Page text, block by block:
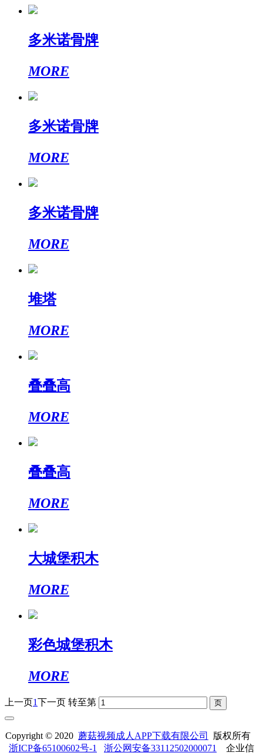
多米诺骨牌
MORE
多米诺骨牌
MORE
多米诺骨牌
MORE
堆塔
MORE
叠叠高
MORE
叠叠高
MORE
大城堡积木
MORE
彩色城堡积木
MORE
上一页1下一页 转至第
Copyright © 2020 蘑菇视频成人APP下载有限公司
版权所有
浙ICP备65100602号-1
浙公网安备33112502000071 企业信